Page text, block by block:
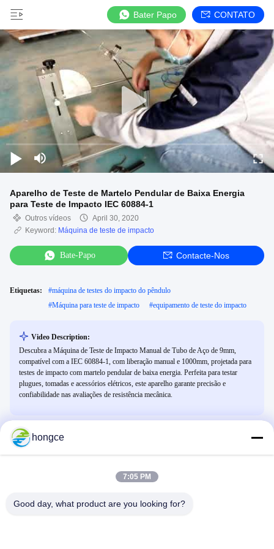
Bater Papo CONTATO
Aparelho de Teste de Martelo Pendular de Baixa Energia
para Teste de Impacto IEC 60884-1
Outros vídeos
April 30, 2020
Keyword: Máquina de teste de impacto
Bate-Papo Contacte-Nos
Etiquetas: #máquina de testes do impacto do pêndulo
#Máquina para teste de impacto #equipamento de teste do impacto
Video Description:
Descubra a Máquina de Teste de Impacto Manual de Tubo de Aço de 9mm,
compatível com a IEC 60884-1, com liberação manual e 1000mm, projetada para
testes de impacto com martelo pendular de baixa energia. Perfeita para testar
plugues, tomadas e acessórios elétricos, este aparelho garante precisão e
confiabilidade nas avaliações de resistência mecânica.
Vídeos Relacionados
hongce
7:05 PM
Good day, what product are you looking for?